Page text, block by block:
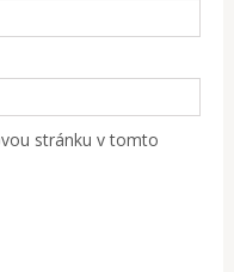
stránku v tomto